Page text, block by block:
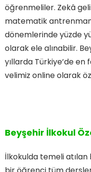
öğrenmeliler. Zekâ
matematik
dönemlerinde yüzde
olarak ele alınabilir.
yıllarda Türkiye’de en
velimiz online olarak
Beyşehir İlkokul
İlkokulda temeli